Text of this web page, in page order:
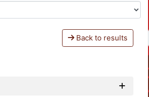
Back to results